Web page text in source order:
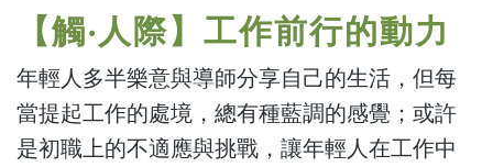
【觸‧人際】工作前行的動力
年輕人多半樂意與導師分享自己的生活，但每
當提起工作的處境，總有種藍調的感覺；或許
是初職上的不適應與挑戰，讓年輕人在工作中